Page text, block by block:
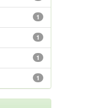
1
1
1
1